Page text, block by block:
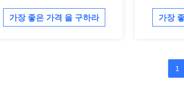
가장 좋은 가격 을 구하라 가장
1